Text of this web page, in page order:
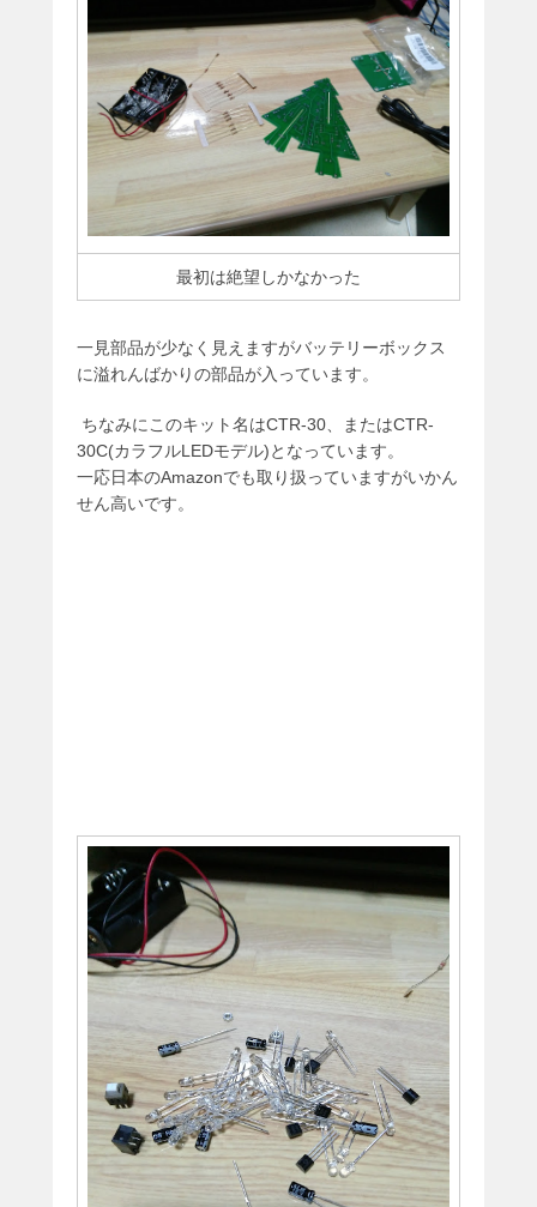
最初は絶望しかなかった
一見部品が少なく見えますがバッテリーボックス
に溢れんばかりの部品が入っています。
ちなみにこのキット名はCTR-30、またはCTR-
30C(カラフルLEDモデル)となっています。
一応日本のAmazonでも取り扱っていますがいかん
せん高いです。